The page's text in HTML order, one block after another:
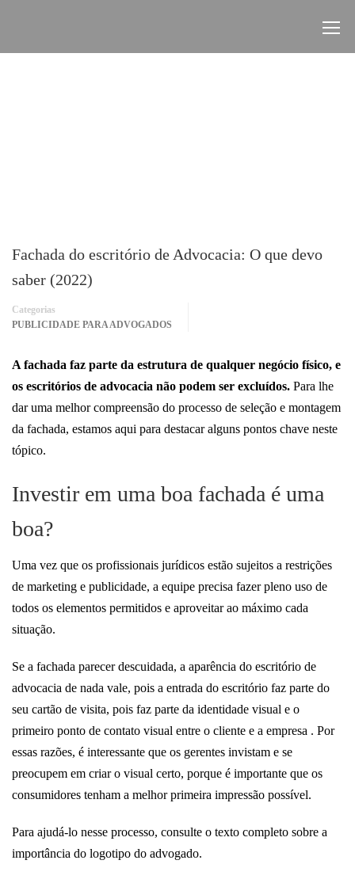
Fachada do escritório de Advocacia: O que devo
saber (2022)
Categorias
PUBLICIDADE PARA ADVOGADOS
A fachada faz parte da estrutura de qualquer negócio físico, e
os escritórios de advocacia não podem ser excluídos. Para lhe
dar uma melhor compreensão do processo de seleção e montagem
da fachada, estamos aqui para destacar alguns pontos chave neste
tópico.
Investir em uma boa fachada é uma
boa?
Uma vez que os profissionais jurídicos estão sujeitos a restrições
de marketing e publicidade, a equipe precisa fazer pleno uso de
todos os elementos permitidos e aproveitar ao máximo cada
situação.
Se a fachada parecer descuidada, a aparência do escritório de
advocacia de nada vale, pois a entrada do escritório faz parte do
seu cartão de visita, pois faz parte da identidade visual e o
primeiro ponto de contato visual entre o cliente e a empresa . Por
essas razões, é interessante que os gerentes invistam e se
preocupem em criar o visual certo, porque é importante que os
consumidores tenham a melhor primeira impressão possível.
Para ajudá-lo nesse processo, consulte o texto completo sobre a
importância do logotipo do advogado.